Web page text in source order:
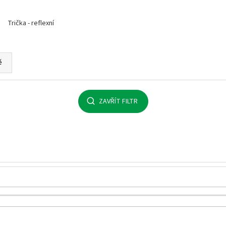
Trička - reflexní
ZAVŘÍT FILTR
92 Kč